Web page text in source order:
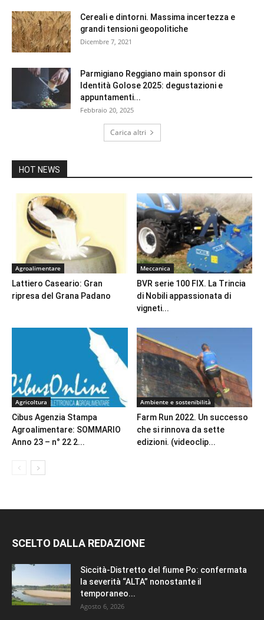
Cereali e dintorni. Massima incertezza e
grandi tensioni geopolitiche
Dicembre 7, 2021
Parmigiano Reggiano main sponsor di
Identità Golose 2025: degustazioni e
appuntamenti...
Febbraio 20, 2025
Carica altri
HOT NEWS
Agroalimentare
Lattiero Caseario: Gran
ripresa del Grana Padano
Meccanica
BVR serie 100 FIX. La Trincia
di Nobili appassionata di
vigneti...
Agricoltura
Cibus Agenzia Stampa
Agroalimentare: SOMMARIO
Anno 23 – n° 22 2...
Ambiente e sostenibilità
Farm Run 2022. Un successo
che si rinnova da sette
edizioni. (videoclip...
SCELTO DALLA REDAZIONE
Siccità-Distretto del fiume Po: confermata
la severità “ALTA” nonostante il
temporaneo...
Agosto 6, 2026